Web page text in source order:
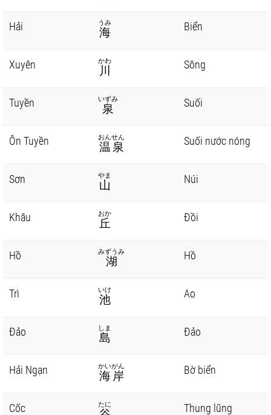
Hải 海
うみ Biển
Xuyên 川
かわ Sông
Tuyền 泉
いずみ Suối
Ôn Tuyền 温泉
おんせん Suối nước nóng
Sơn 山
やま Núi
Khâu 丘
おか Đồi
Hồ 湖
みずうみ Hồ
Trì 池
いけ Ao
Đảo 島
しま Đảo
Hải Ngạn 海岸
かいがん Bờ biển
Cốc たに Thung lũng